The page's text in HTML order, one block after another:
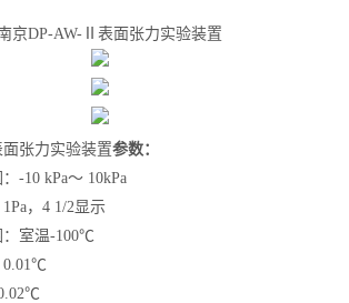
面张力实验装置参数：
-10 kPa～ 10kPa
，4 1/2显示
：室温-100℃
0.01℃